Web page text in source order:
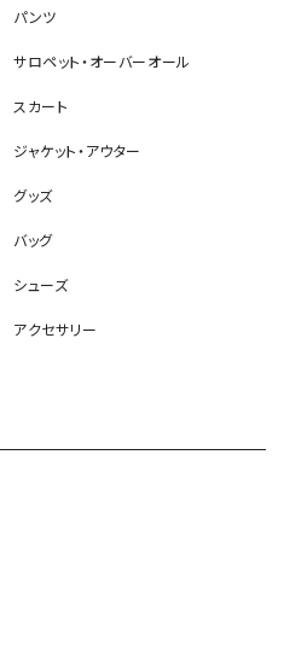
パンツ
サロペット・オーバーオール
スカート
ジャケット・アウター
グッズ
バッグ
シューズ
アクセサリー